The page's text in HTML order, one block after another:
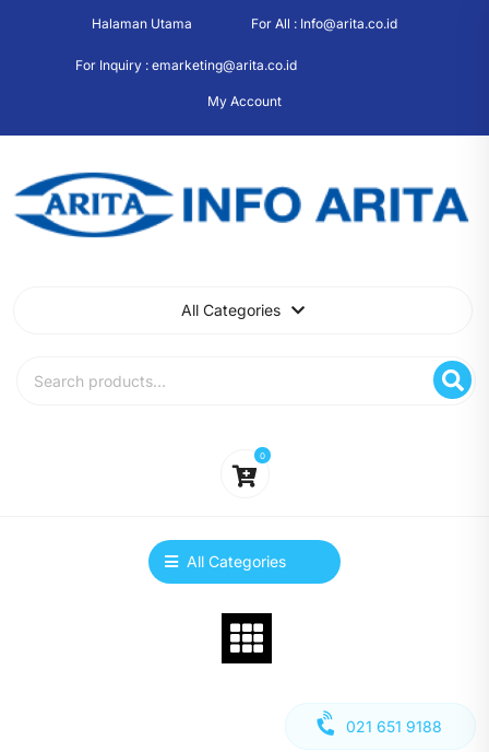
Halaman Utama For All : Info@arita.co.id
For Inquiry : emarketing@arita.co.id
My Account
All Categories
0
All Categories
021 651 9188